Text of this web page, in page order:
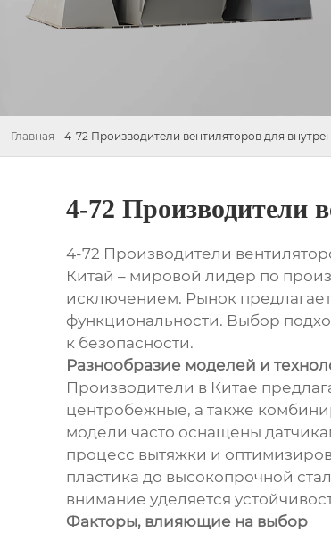
Главная - 4-72 Производители вентиляторов для
4-72 Производители
4-72 Производители
Китай – мировой лидер по
исключением. Рынок
функциональности. Выбор
к безопасности.
Разнообразие моделей и
Производители в Китае
центробежные, а также
модели часто оснащены
процесс вытяжки и
пластика до высокопрочной
внимание уделяется
Факторы, влияющие на выбор